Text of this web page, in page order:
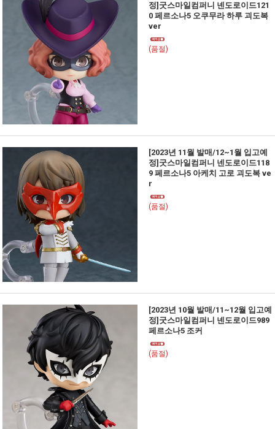
정]굿스마일컴퍼니 넨도로이드121
0 페르소나5 오쿠무라 하루 괴도복
ver
(품절)
[2023년 11월 발매/12~1월 입고예
정]굿스마일컴퍼니 넨도로이드118
9 페르소나5 아케치 고로 괴도복 ve
r
(품절)
[2023년 10월 발매/11~12월 입고예
정]굿스마일컴퍼니 넨도로이드989
페르소나5 조커
(품절)